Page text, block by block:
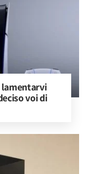
lamentarvi
voi di